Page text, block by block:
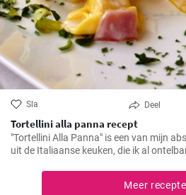
Sla Deel
Tortellini alla panna recept
"Tortellini Alla Panna" is een van mijn
uit de Italiaanse keuken, die ik al
prosciutto en parmezaan zal
elk gehemelte. Ik kan de combinatie van
Meer